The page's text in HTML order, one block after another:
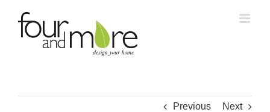
content
Previous Next